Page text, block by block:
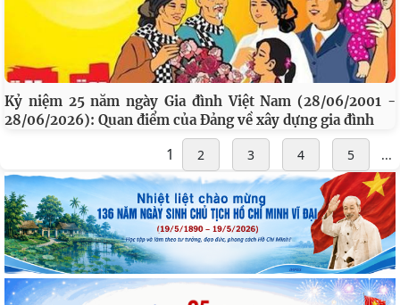
Kỷ niệm 25 năm ngày Gia đình Việt Nam (28/06/2001 -
28/06/2026): Quan điểm của Đảng về xây dựng gia đình
1 2 3 4 5 ...